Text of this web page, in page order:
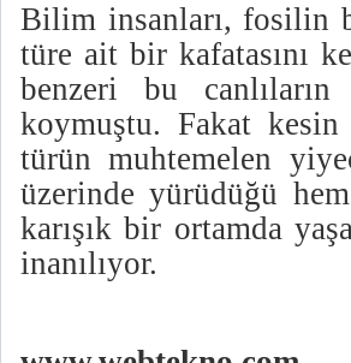
Bilim insanları, fosilin
türe ait bir kafatasını
benzeri bu
koymuştu. Fakat
türün muhtemelen
üzerinde yürüdüğü
karışık bir ortamda
inanılıyor.